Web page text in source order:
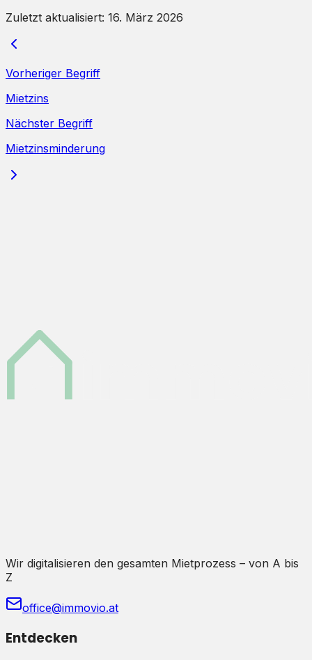
Zuletzt aktualisiert: 16. März 2026
Vorheriger Begriff
Mietzins
Nächster Begriff
Mietzinsminderung
Wir digitalisieren den gesamten Mietprozess – von A bis
Z
office@immovio.at
Entdecken